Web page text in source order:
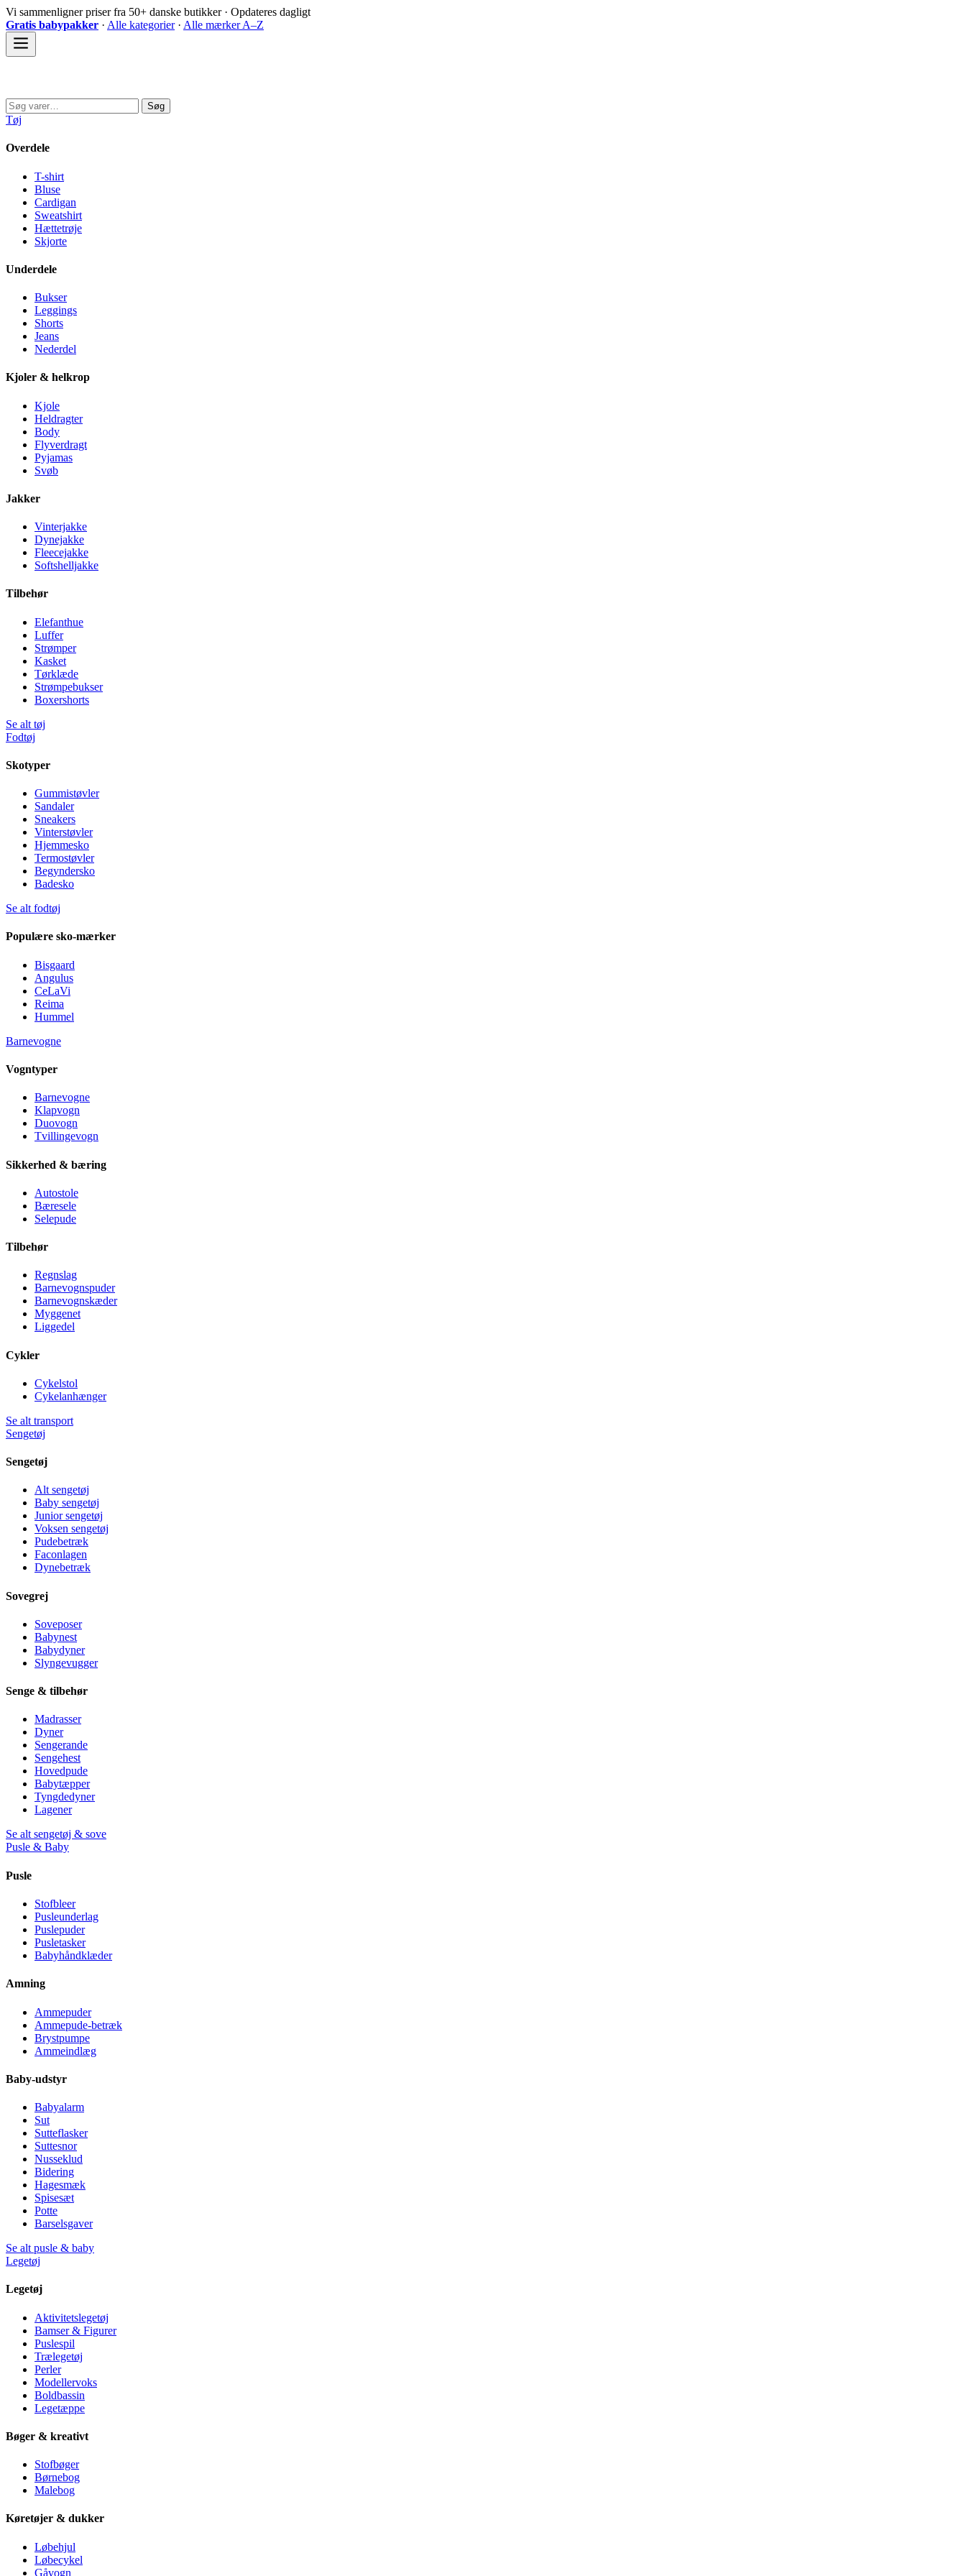
Spring
til
indhold
Vi sammenligner priser fra 50+ danske butikker · Opdateres dagligt
Gratis babypakker · Alle kategorier· Alle mærker A–Z
Søg
efter:
Søg
Tøj
Overdele
T-shirt
Bluse
Cardigan
Sweatshirt
Hættetrøje
Skjorte
Underdele
Bukser
Leggings
Shorts
Jeans
Nederdel
Kjoler & helkrop
Kjole
Heldragter
Body
Flyverdragt
Pyjamas
Svøb
Jakker
Vinterjakke
Dynejakke
Fleecejakke
Softshelljakke
Tilbehør
Elefanthue
Luffer
Strømper
Kasket
Tørklæde
Strømpebukser
Boxershorts
Se alt tøj
Fodtøj
Skotyper
Gummistøvler
Sandaler
Sneakers
Vinterstøvler
Hjemmesko
Termostøvler
Begyndersko
Badesko
Se alt fodtøj
Populære sko-mærker
Bisgaard
Angulus
CeLaVi
Reima
Hummel
Barnevogne
Vogntyper
Barnevogne
Klapvogn
Duovogn
Tvillingevogn
Sikkerhed & bæring
Autostole
Bæresele
Selepude
Tilbehør
Regnslag
Barnevognspuder
Barnevognskæder
Myggenet
Liggedel
Cykler
Cykelstol
Cykelanhænger
Se alt transport
Sengetøj
Sengetøj
Alt sengetøj
Baby sengetøj
Junior sengetøj
Voksen sengetøj
Pudebetræk
Faconlagen
Dynebetræk
Sovegrej
Soveposer
Babynest
Babydyner
Slyngevugger
Senge & tilbehør
Madrasser
Dyner
Sengerande
Sengehest
Hovedpude
Babytæpper
Tyngdedyner
Lagener
Se alt sengetøj & sove
Pusle & Baby
Pusle
Stofbleer
Pusleunderlag
Puslepuder
Pusletasker
Babyhåndklæder
Amning
Ammepuder
Ammepude-betræk
Brystpumpe
Ammeindlæg
Baby-udstyr
Babyalarm
Sut
Sutteflasker
Suttesnor
Nusseklud
Bidering
Hagesmæk
Spisesæt
Potte
Barselsgaver
Se alt pusle & baby
Legetøj
Legetøj
Aktivitetslegetøj
Bamser & Figurer
Puslespil
Trælegetøj
Perler
Modellervoks
Boldbassin
Legetæppe
Bøger & kreativt
Stofbøger
Børnebog
Malebog
Køretøjer & dukker
Løbehjul
Løbecykel
Gåvogn